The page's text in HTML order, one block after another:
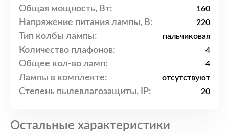
Общая мощность, Вт: 160
Напряжение питания лампы, В: 220
Тип колбы лампы: пальчиковая
Количество плафонов: 4
Общее кол-во ламп: 4
Лампы в комплекте: отсутствуют
Степень пылевлагозащиты, IP: 20
Остальные характеристики